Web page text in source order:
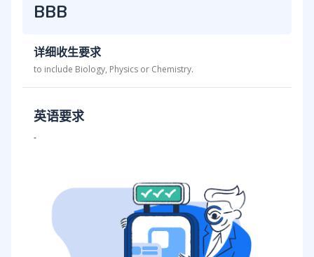
BBB
详细收生要求
to include Biology, Physics or Chemistry.
英语要求
-